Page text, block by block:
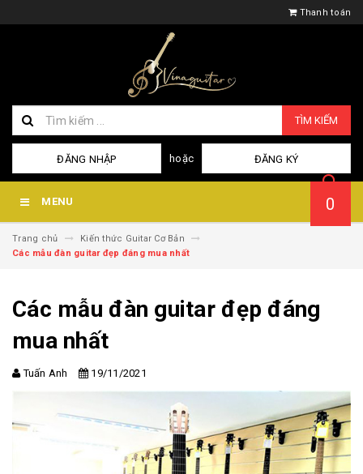
Thanh toán
TÌM KIẾM
ĐĂNG NHẬP hoặc ĐĂNG KÝ
MENU 0
Trang chủ
Kiến thức Guitar Cơ Bản
Các mẫu đàn guitar đẹp đáng mua nhất
Các mẫu đàn guitar đẹp đáng
mua nhất
Tuấn Anh 19/11/2021